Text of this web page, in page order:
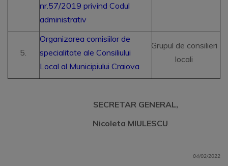
nr.57/2019 privind Codul
administrativ
Organizarea comisiilor de
specialitate ale Consiliului
Local al Municipiului Craiova
Grupul de consilieri
locali
SECRETAR GENERAL,
Nicoleta MIULESCU
04/02/2022